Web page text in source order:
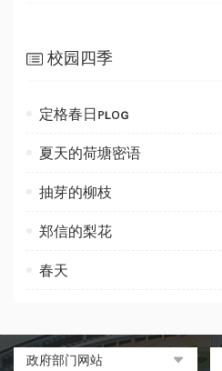
校园四季
定格春日ᴘʟᴏɢ
夏天的荷塘密语
抽芽的柳枝
郑信的梨花
春天
政府部门网站